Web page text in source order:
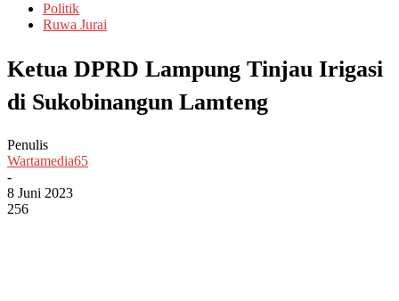
Politik
Ruwa Jurai
Ketua DPRD Lampung Tinjau Irigasi
di Sukobinangun Lamteng
Penulis
Wartamedia65
-
8 Juni 2023
256